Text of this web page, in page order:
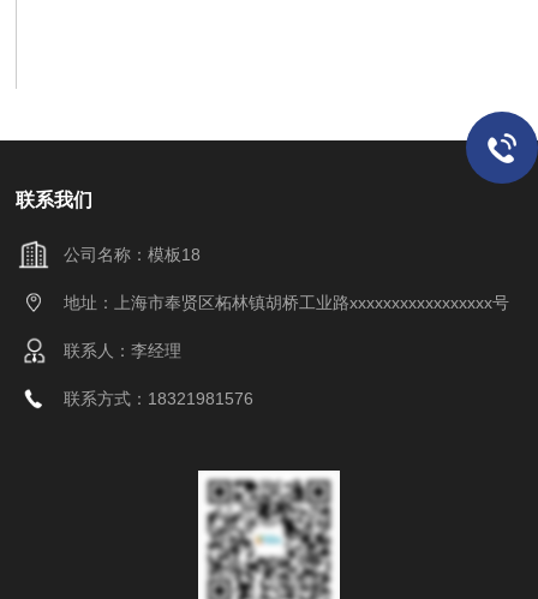
联系我们
公司名称：模板18
地址：上海市奉贤区柘林镇胡桥工业路xxxxxxxxxxxxxxxxx号
联系人：李经理
联系方式：18321981576